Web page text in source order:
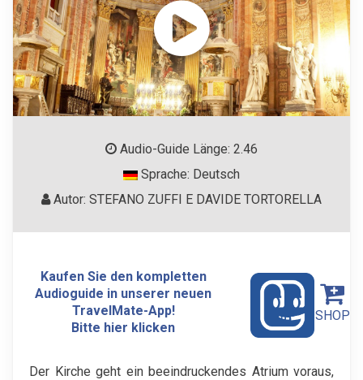
Audio-Guide Länge: 2.46
Sprache: Deutsch
Autor: STEFANO ZUFFI E DAVIDE TORTORELLA
Kaufen Sie den kompletten
Audioguide in unserer neuen
TravelMate-App!
Bitte hier klicken
SHOP
Der Kirche geht ein beeindruckendes Atrium voraus,